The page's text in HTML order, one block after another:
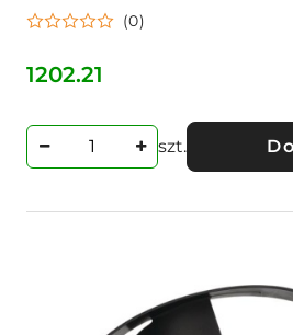
(0)
Cena:
1202.21
szt.